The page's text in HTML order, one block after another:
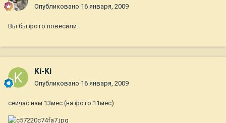
Опубликовано 16 января, 2009
Вы бы фото повесили..
Ki-Ki
Опубликовано 16 января, 2009
сейчас нам 13мес (на фото 11мес)